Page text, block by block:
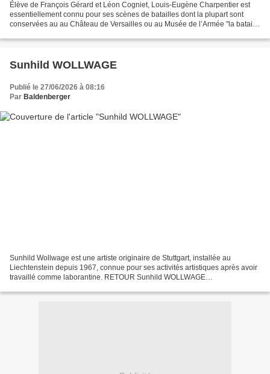
Élève de François Gérard et Léon Cogniet, Louis-Eugène Charpentier est
essentiellement connu pour ses scènes de batailles dont la plupart sont
conservées au au Château de Versailles ou au Musée de l’Armée "la bataille
Sunhild WOLLWAGE
Publié le 27/06/2026 à 08:16
Par Baldenberger
Sunhild Wollwage est une artiste originaire de Stuttgart, installée au
Liechtenstein depuis 1967, connue pour ses activités artistiques après avoir
travaillé comme laborantine. RETOUR Sunhild WOLLWAGE